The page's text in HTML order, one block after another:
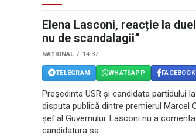
Elena Lasconi, reacție la
nu de scandalagii”
NAȚIONAL 14:37
TELEGRAM WHATSAPP FACEBOOK
Președinta USR și candidata partidului
disputa publică dintre premierul Marcel
șef al Guvernului. Lasconi nu a
candidatura sa.